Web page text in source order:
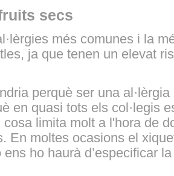
secs
més comunes i la
ja que tenen un elevat
perquè ser una
en quasi tots els col·legis
limita molt a l'hora de
En moltes ocasions el
ho haurà d’especificar